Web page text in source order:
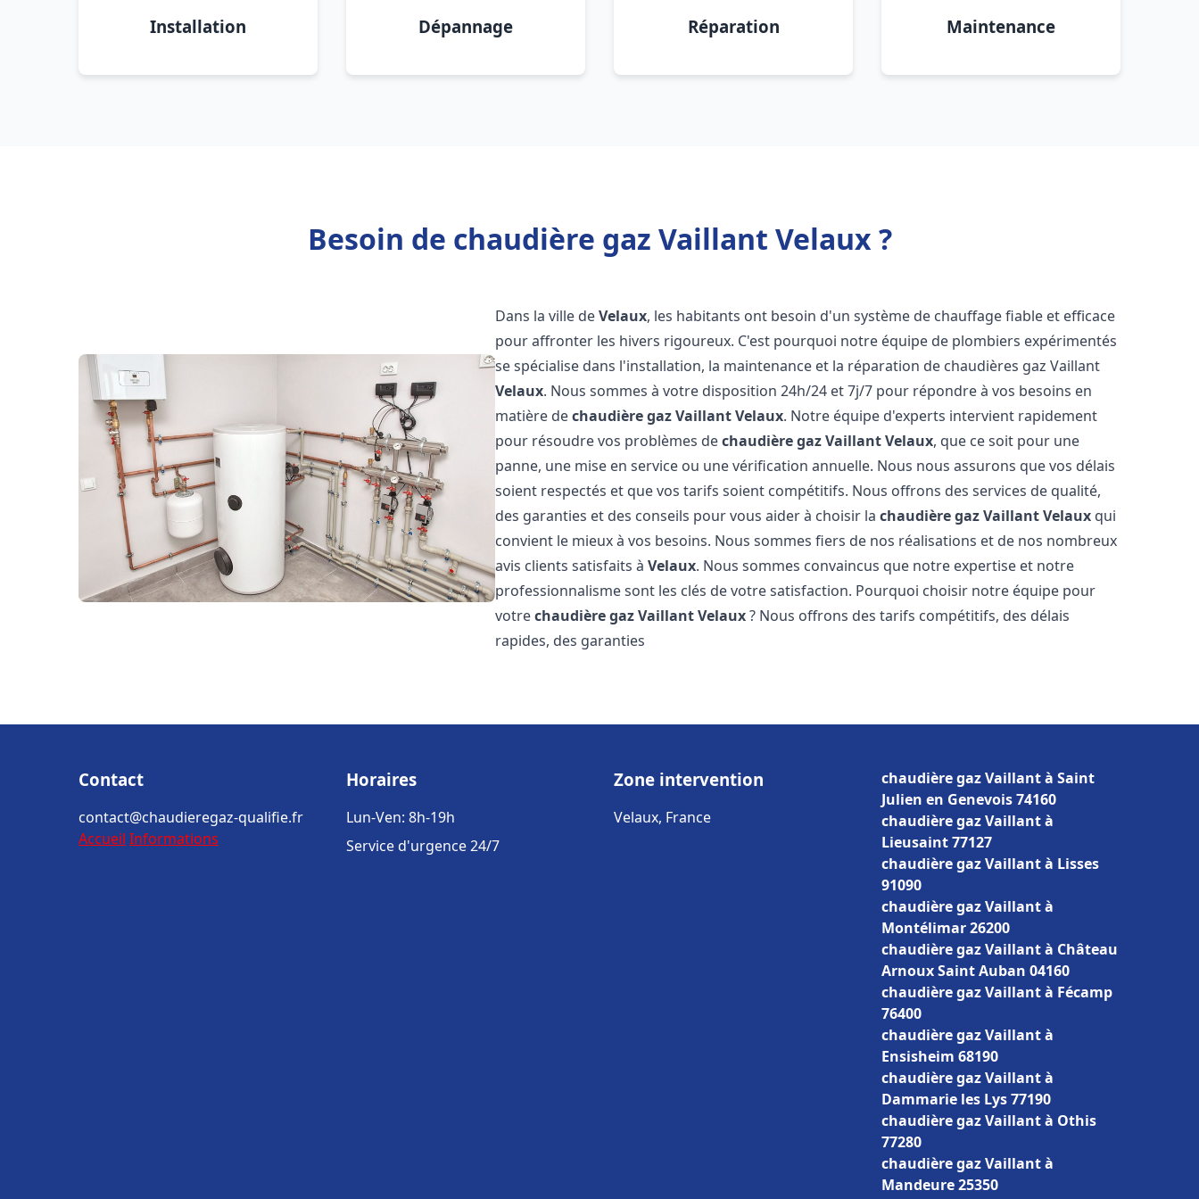
Installation Dépannage Réparation Maintenance
Besoin de chaudière gaz Vaillant Velaux ?
Dans la ville deVelaux, les habitants ont besoin d'un système de chauffage fiable et efficace
pour affronter les hivers rigoureux. C'est pourquoi notre équipe de plombiers expérimentés
se spécialise dans l'installation, la maintenance et la réparation de chaudières gaz Vaillant
Velaux. Nous sommes à votre disposition 24h/24 et 7j/7 pour répondre à vos besoins en
matière dechaudière gaz VaillantVelaux. Notre équipe d'experts intervient rapidement
pour résoudre vos problèmes dechaudière gaz VaillantVelaux, que ce soit pour une
panne, une mise en service ou une vérification annuelle. Nous nous assurons que vos délais
soient respectés et que vos tarifs soient compétitifs. Nous offrons des services de qualité,
des garanties et des conseils pour vous aider à choisir lachaudière gaz VaillantVelaux qui
convient le mieux à vos besoins. Nous sommes fiers de nos réalisations et de nos nombreux
avis clients satisfaits àVelaux. Nous sommes convaincus que notre expertise et notre
professionnalisme sont les clés de votre satisfaction. Pourquoi choisir notre équipe pour
votrechaudière gaz VaillantVelaux? Nous offrons des tarifs compétitifs, des délais
rapides, des garanties
Contact
contact@chaudieregaz-qualifie.fr
Accueil Informations
Horaires
Lun-Ven: 8h-19h
Service d'urgence 24/7
Zone intervention
Velaux, France
chaudière gaz Vaillant à Saint
Julien en Genevois 74160
chaudière gaz Vaillant à
Lieusaint 77127
chaudière gaz Vaillant à Lisses
91090
chaudière gaz Vaillant à
Montélimar 26200
chaudière gaz Vaillant à Château
Arnoux Saint Auban 04160
chaudière gaz Vaillant à Fécamp
76400
chaudière gaz Vaillant à
Ensisheim 68190
chaudière gaz Vaillant à
Dammarie les Lys 77190
chaudière gaz Vaillant à Othis
77280
chaudière gaz Vaillant à
Mandeure 25350